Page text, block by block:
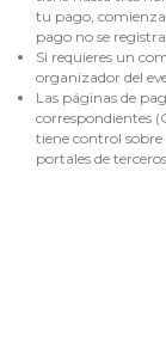
tu pago,
pago no se
Si requieres un
organizador del
Las páginas de
correspondientes
tiene control sobre
portales de